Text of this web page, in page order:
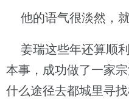
他的语气很淡然，就
姜瑞这些年还算顺
本事，成功做了一家
什么途径去都城里寻